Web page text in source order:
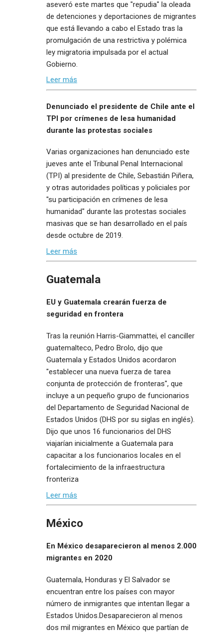
aseveró este martes que "repudia" la oleada
de detenciones y deportaciones de migrantes
que está llevando a cabo el Estado tras la
promulgación de una restrictiva y polémica
ley migratoria impulsada por el actual
Gobierno.
Leer más
Denunciado el presidente de Chile ante el
TPI por crímenes de lesa humanidad
durante las protestas sociales
Varias organizaciones han denunciado este
jueves ante el Tribunal Penal Internacional
(TPI) al presidente de Chile, Sebastián Piñera,
y otras autoridades políticas y policiales por
"su participación en crímenes de lesa
humanidad" durante las protestas sociales
masivas que se han desarrollado en el país
desde octubre de 2019.
Leer más
Guatemala
EU y Guatemala crearán fuerza de
seguridad en frontera
Tras la reunión Harris-Giammattei, el canciller
guatemalteco, Pedro Brolo, dijo que
Guatemala y Estados Unidos acordaron
"establecer una nueva fuerza de tarea
conjunta de protección de fronteras", que
incluye a un pequeño grupo de funcionarios
del Departamento de Seguridad Nacional de
Estados Unidos (DHS por su siglas en inglés).
Dijo que unos 16 funcionarios del DHS
viajarían inicialmente a Guatemala para
capacitar a los funcionarios locales en el
fortalecimiento de la infraestructura
fronteriza
Leer más
México
En México desaparecieron al menos 2.000
migrantes en 2020
Guatemala, Honduras y El Salvador se
encuentran entre los países con mayor
número de inmigrantes que intentan llegar a
Estados Unidos.Desaparecieron al menos
dos mil migrantes en México que partían de